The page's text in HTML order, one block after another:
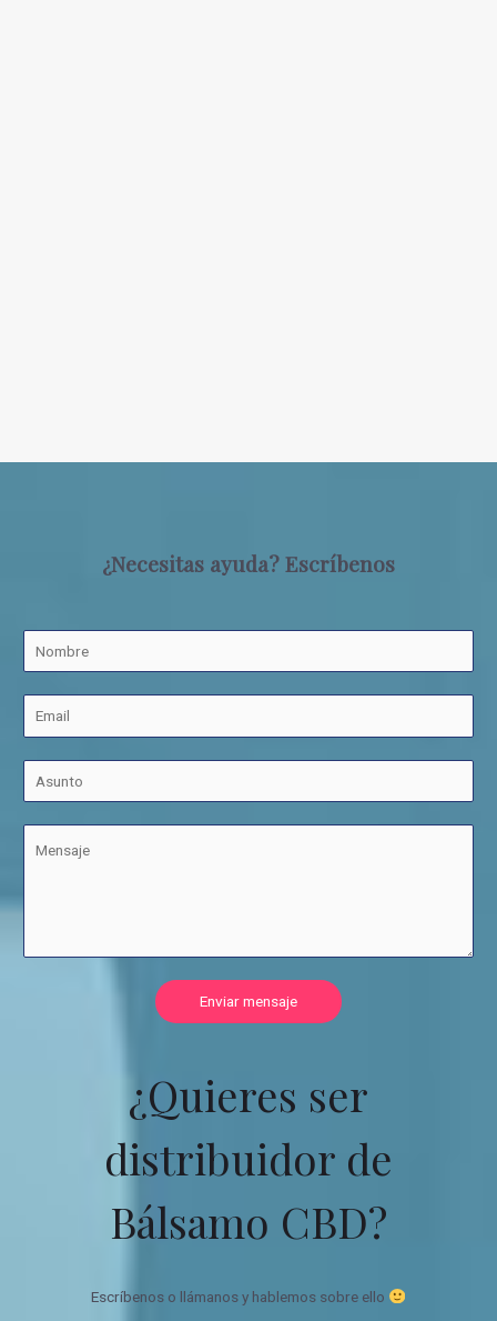
¿Necesitas ayuda? Escríbenos
Enviar mensaje
¿Quieres ser
distribuidor de
Bálsamo CBD?
Escríbenos o llámanos y hablemos sobre ello